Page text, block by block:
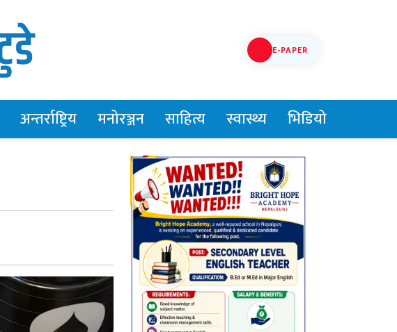
E-PAPER
अन्तर्राष्ट्रिय मनोरञ्जन साहित्य स्वास्थ्य भिडियो